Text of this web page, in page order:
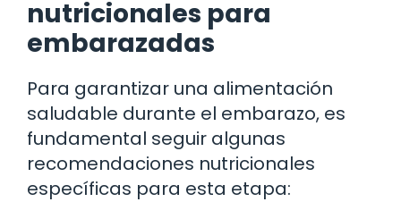
nutricionales para
embarazadas
Para garantizar una alimentación
saludable durante el embarazo, es
fundamental seguir algunas
recomendaciones nutricionales
específicas para esta etapa: